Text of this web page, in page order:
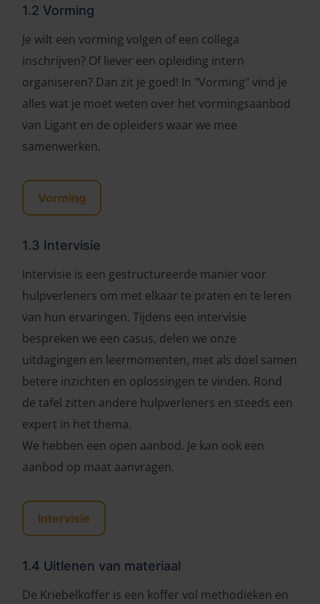
1.2 Vorming
Je wilt een vorming volgen of een collega
inschrijven? Of liever een opleiding intern
organiseren? Dan zit je goed! In "Vorming" vind je
alles wat je moet weten over het vormingsaanbod
van Ligant en de opleiders waar we mee
samenwerken.
Vorming
1.3 Intervisie
Intervisie is een gestructureerde manier voor
hulpverleners om met elkaar te praten en te leren
van hun ervaringen. Tijdens een intervisie
bespreken we een casus, delen we onze
uitdagingen en leermomenten, met als doel samen
betere inzichten en oplossingen te vinden. Rond
de tafel zitten andere hulpverleners en steeds een
expert in het thema.
We hebben een open aanbod. Je kan ook een
aanbod op maat aanvragen.
Intervisie
1.4 Uitlenen van materiaal
De Kriebelkoffer is een koffer vol methodieken en